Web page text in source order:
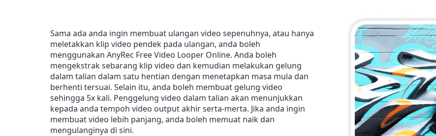
Sama ada anda ingin membuat ulangan video sepenuhnya, atau hanya
meletakkan klip video pendek pada ulangan, anda boleh
menggunakan AnyRec Free Video Looper Online. Anda boleh
mengekstrak sebarang klip video dan kemudian melakukan gelung
dalam talian dalam satu hentian dengan menetapkan masa mula dan
berhenti tersuai. Selain itu, anda boleh membuat gelung video
sehingga 5x kali. Penggelung video dalam talian akan menunjukkan
kepada anda tempoh video output akhir serta-merta. Jika anda ingin
membuat video lebih panjang, anda boleh memuat naik dan
mengulanginya di sini.